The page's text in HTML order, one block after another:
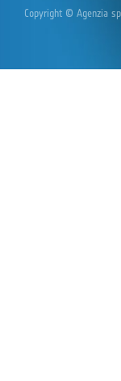
Copyright © Agenzia